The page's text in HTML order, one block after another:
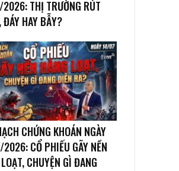
THỊ TRƯỜNG RÚT
ĐÁY HAY BẪY?
CHỨNG KHOÁN NGÀY
CỔ PHIẾU GÃY NỀN
CHUYỆN GÌ ĐANG